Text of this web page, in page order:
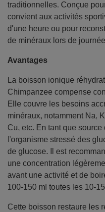
traditionnelles. Conçue
convient aux activités
d'une heure ou pour
de minéraux lors de
Avantages
La boisson ionique
Chimpanzee compense
Elle couvre les besoins
minéraux, notamment Na,
Cu, etc. En tant que
l'organisme stressé des
de glucose. Il est
une concentration
avant une activité et de
100-150 ml toutes les 10-
Cette boisson restaure les